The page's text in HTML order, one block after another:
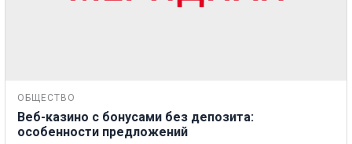
ОБЩЕСТВО
Веб-казино с бонусами без депозита:
особенности предложений